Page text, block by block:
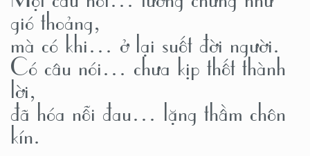
gió thoảng,
mà có khi… ở lại suốt đời người.
Có câu nói… chưa kịp thốt thành
lời,
đã hóa nỗi đau… lặng thầm chôn
kín.